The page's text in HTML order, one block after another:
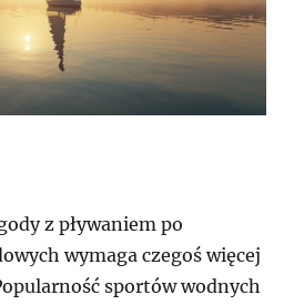
z pływaniem po
wymaga czegoś więcej
sportów wodnych